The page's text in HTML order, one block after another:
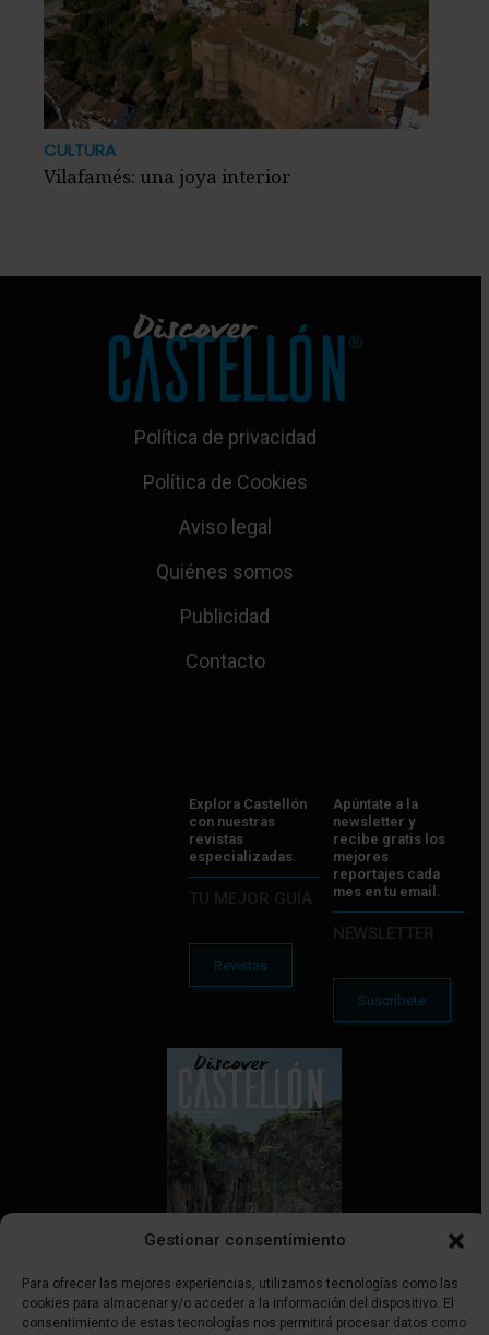
Gestionar consentimiento
Para ofrecer las mejores experiencias, utilizamos tecnologías como las
cookies para almacenar y/o acceder a la información del dispositivo. El
consentimiento de estas tecnologías nos permitirá procesar datos como
CULTURA
Vilafamés: una joya interior
Política de privacidad
Política de Cookies
Aviso legal
Quiénes somos
Publicidad
Contacto
Explora Castellón
con nuestras
revistas
especializadas.
TU MEJOR GUÍA
Revistas
Apúntate a la
newsletter y
recibe gratis los
mejores
reportajes cada
mes en tu email.
NEWSLETTER
Suscríbete